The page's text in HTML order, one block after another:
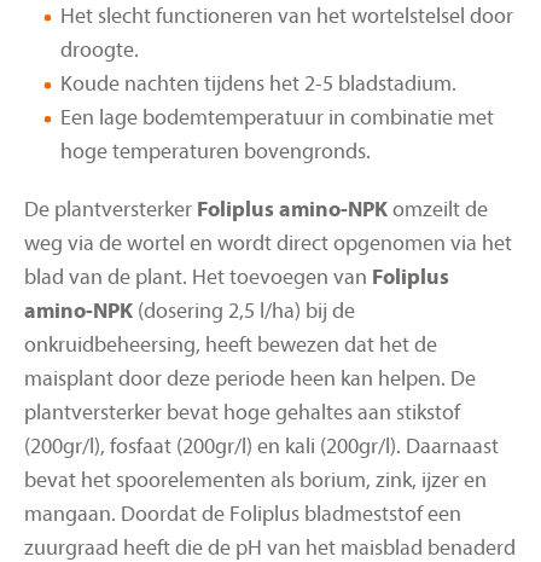
Het slecht functioneren van het wortelstelsel door
droogte.
Koude nachten tijdens het 2-5 bladstadium.
Een lage bodemtemperatuur in combinatie met
hoge temperaturen bovengronds.
De plantversterker Foliplus amino-NPKomzeilt de
weg via de wortel en wordt direct opgenomen via het
blad van de plant. Het toevoegen van Foliplus
amino-NPK (dosering 2,5 l/ha) bij de
onkruidbeheersing, heeft bewezen dat het de
maisplant door deze periode heen kan helpen. De
plantversterker bevat hoge gehaltes aan stikstof
(200gr/l), fosfaat (200gr/l) en kali (200gr/l). Daarnaast
bevat het spoorelementen als borium, zink, ijzer en
mangaan. Doordat de Foliplus bladmeststof een
zuurgraad heeft die de pH van het maisblad benaderd